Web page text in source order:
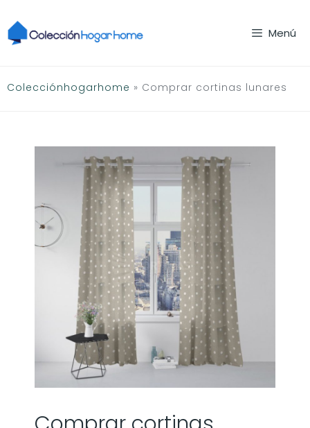
al
contenido
Menú
Colecciónhogarhome » Comprar cortinas lunares